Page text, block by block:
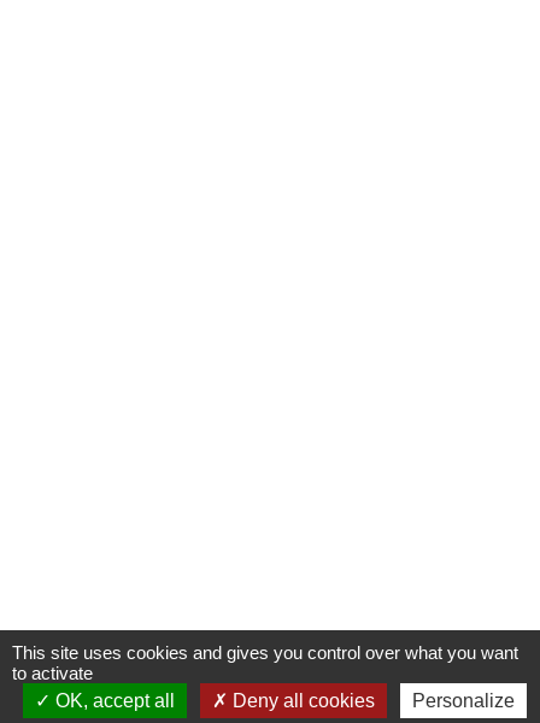
S'INSCRIRE À UNE FORMATION
This site uses cookies and gives you control over what you want
to activate
OK, accept all
Deny all cookies Personalize